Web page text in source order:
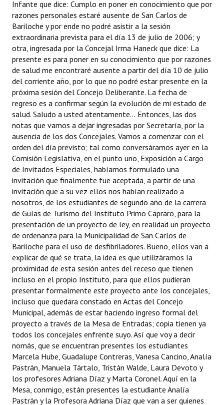
Informes de Unidad Coordinadora
Ejecución Presupuestaria
Actas de Audiencias Públicas
NORMATIVA
Comunicaciones
Declaraciones
Resoluciones
Resoluciones de Presidencia
INSTITUCIONAL
Antiguos Pobladores
Noticias Destacadas
Registros y Distinciones
Datos Históricos
Premio al Mérito - Registro
Audiencias Públicas - Registro
Mujeres que Dejaron Huellas - Registro
Periodistas Decanos - Registro
Ciudadano Ilustre - Registro
Banca del Vecino - Registro
Infante que dice: Cumplo en poner en conocimiento que por
razones personales estaré ausente de San Carlos de
Bariloche y por ende no podré asistir a la sesión
extraordinaria prevista para el día 13 de julio de 2006; y
otra, ingresada por la Concejal Irma Haneck que dice: La
presente es para poner en su conocimiento que por razones
de salud me encontraré ausente a partir del día 10 de julio
del corriente año, por lo que no podré estar presente en la
próxima sesión del Concejo Deliberante. La fecha de
regreso es a confirmar según la evolución de mi estado de
salud. Saludo a usted atentamente... Entonces, las dos
notas que vamos a dejar ingresadas por Secretaría, por la
ausencia de los dos Concejales. Vamos a comenzar con el
orden del día previsto; tal como conversáramos ayer en la
Comisión Legislativa, en el punto uno, Exposición a Cargo
de Invitados Especiales, habíamos formulado una
invitación que finalmente fue aceptada, a partir de una
invitación que a su vez ellos nos habían realizado a
nosotros, de los estudiantes de segundo año de la carrera
de Guías de Turismo del Instituto Primo Capraro, para la
presentación de un proyecto de ley, en realidad un proyecto
de ordenanza para la Municipalidad de San Carlos de
Bariloche para el uso de desfibriladores. Bueno, ellos van a
explicar de qué se trata, la idea es que utilizáramos la
proximidad de esta sesión antes del receso que tienen
incluso en el propio Instituto, para que ellos pudieran
presentar formalmente este proyecto ante los concejales,
incluso que quedara constado en Actas del Concejo
Municipal, además de estar haciendo ingreso formal del
proyecto a través de la Mesa de Entradas; copia tienen ya
todos los concejales enfrente suyo. Así que voy a decir
nomás, que se encuentran presentes los estudiantes
Marcela Hube, Guadalupe Contreras, Vanesa Cancino, Analía
Pastrán, Manuela Tártalo, Tristán Walde, Laura Devoto y
los profesores Adriana Díaz y Marta Coronel. Aquí en la
Mesa, conmigo, están presentes la estudiante Analía
Pastrán y la Profesora Adriana Díaz que van a ser quienes